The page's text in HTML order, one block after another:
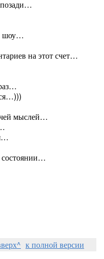
позади…
шоу…
на этот счет…
мыслей…
состоянии…
к полной версии